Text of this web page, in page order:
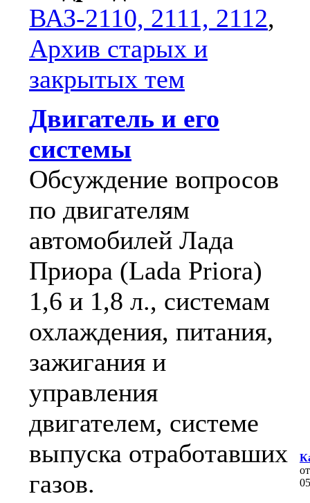
ВАЗ-2110, 2111, 2112,
Архив старых и
закрытых тем
Двигатель и его
системы
Обсуждение вопросов
по двигателям
автомобилей Лада
Приора (Lada Priora)
1,6 и 1,8 л., системам
охлаждения, питания,
зажигания и
управления
двигателем, системе
выпуска отработавших
газов.